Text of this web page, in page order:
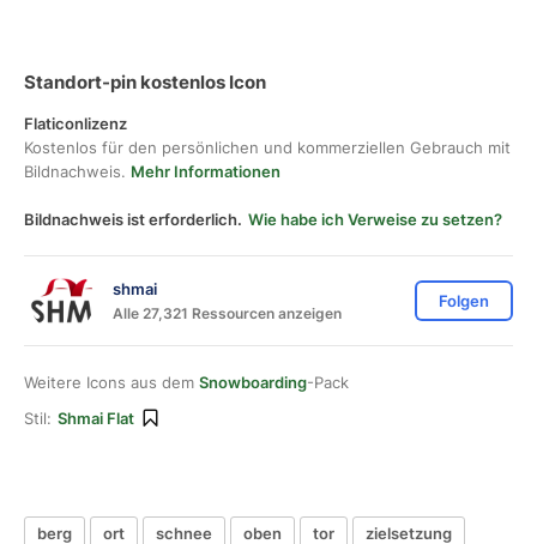
Standort-pin kostenlos Icon
Flaticonlizenz
Kostenlos für den persönlichen und kommerziellen Gebrauch mit
Bildnachweis. Mehr Informationen
Bildnachweis ist erforderlich. Wie habe ich Verweise zu setzen?
shmai
Alle 27,321 Ressourcen anzeigen
Folgen
Weitere Icons aus dem Snowboarding-Pack
Stil: Shmai Flat
berg ort schnee oben tor
zielsetzung